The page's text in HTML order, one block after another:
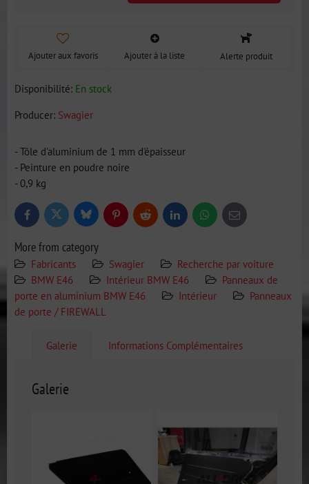
Ajouter aux favoris Ajouter à la liste Alerte produit
Disponibilité: En stock
Producer: Swagier
- Tôle d'aluminium de 1 mm d'épaisseur
- Peinture en poudre noire
- 0,9 kg
FacebookTwitter BlueskyPinterestReddit LinkedInWhatsApp
E-
mail
More from category
Fabricants Swagier
Recherche par voiture
BMW E46
Intérieur BMW E46
Panneaux de
porte en aluminium BMW E46
Intérieur
Panneaux
de porte / FIREWALL
Galerie Informations Complémentaires
Galerie